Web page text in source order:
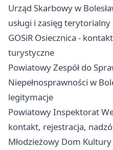
Urząd Skarbowy w
usługi i zasięg terytorialny
GOSiR Osiecznica -
turystyczne
Powiatowy Zespół do
Niepełnosprawności w
legitymacje
Powiatowy Inspektorat
kontakt, rejestracja,
Młodzieżowy Dom Kultury